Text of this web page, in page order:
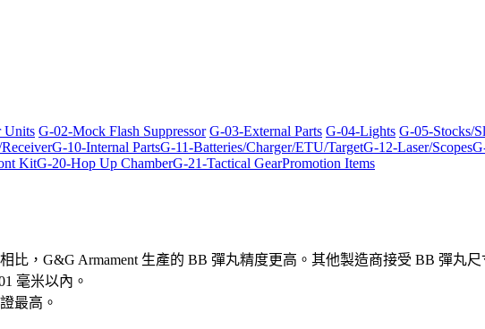
Units G-02-Mock Flash Suppressor G-03-External Parts G-04-Lights G-05-Stocks/
G-10-Internal PartsG-11-Batteries/Charger/ETU/TargetG-12-Laser/Scopes
KitG-20-Hop Up ChamberG-21-Tactical GearPromotion Items
比，G&G Armament 生產的 BB 彈丸精度更高。其他製造商接受 BB 彈丸
毫米以內。
最高。